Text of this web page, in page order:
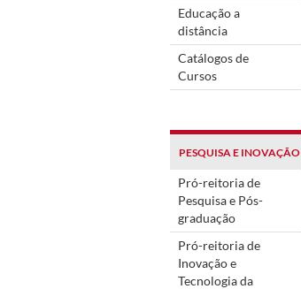
Educação a
distância
Catálogos de
Cursos
PESQUISA E INOVAÇÃO
Pró-reitoria de
Pesquisa e Pós-
graduação
Pró-reitoria de
Inovação e
Tecnologia da